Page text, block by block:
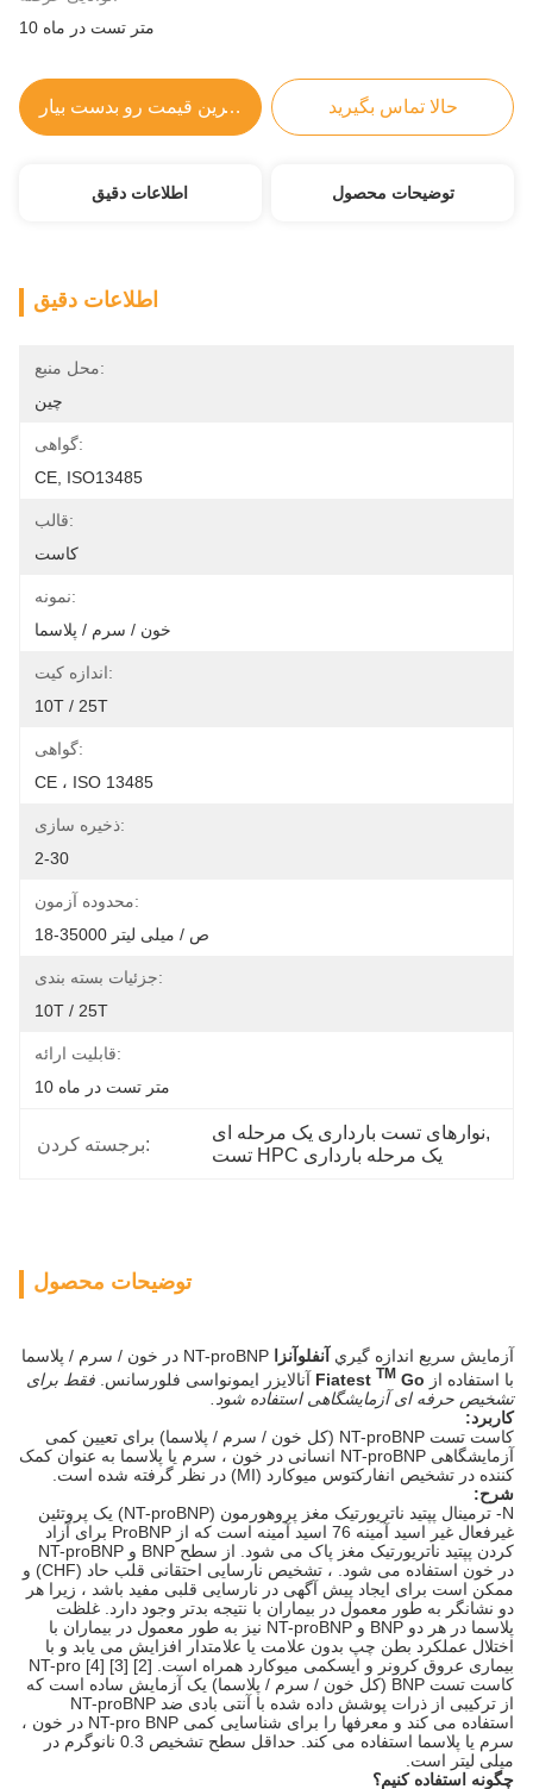
10 متر تست در ماه
بهترین قیمت رو بدست بیار حالا تماس بگیرید
اطلاعات دقیق توضیحات محصول
اطلاعات دقیق
محل منبع:
چين
گواهی:
CE, ISO13485
قالب:
کاست
نمونه:
خون / سرم / پلاسما
اندازه کیت:
10T / 25T
گواهی:
CE ، ISO 13485
ذخیره سازی:
2-30
محدوده آزمون:
18-35000 ص / میلی لیتر
جزئیات بسته بندی:
10T / 25T
قابلیت ارائه:
10 متر تست در ماه
برجسته کردن:
نوارهای تست بارداری یک مرحله ای
تست HPC یک مرحله بارداری
توضیحات محصول
آزمايش سريع اندازه گيري آنفلوآنزا
NT-proBNP در خون / سرم / پلاسما
با استفاده از
Fiatest TM Go آنالایزر ایمونواسی فلورسانس. فقط برای
تشخیص حرفه ای آزمایشگاهی استفاده شود.
کاربرد:
کاست تست NT-proBNP (کل خون / سرم / پلاسما) برای تعیین کمی
آزمایشگاهی NT-proBNP انسانی در خون ، سرم یا پلاسما به عنوان کمک
کننده در تشخیص انفارکتوس میوکارد (MI) در نظر گرفته شده است.
شرح:
N- ترمینال پپتید ناتریورتیک مغز پروهورمون (NT-proBNP) یک پروتئین
غیرفعال غیر اسید آمینه 76 اسید آمینه است که از ProBNP برای آزاد
کردن پپتید ناتریورتیک مغز پاک می شود. از سطح BNP و NT-proBNP
در خون استفاده می شود. ، تشخیص نارسایی احتقانی قلب حاد (CHF) و
ممکن است برای ایجاد پیش آگهی در نارسایی قلبی مفید باشد ، زیرا هر
دو نشانگر به طور معمول در بیماران با نتیجه بدتر وجود دارد. غلظت
پلاسما در هر دو BNP و NT-proBNP نیز به طور معمول در بیماران با
اختلال عملکرد بطن چپ بدون علامت یا علامتدار افزایش می یابد و با
بیماری عروق کرونر و ایسکمی میوکارد همراه است. [2] [3] [4] NT-pro
کاست تست BNP (کل خون / سرم / پلاسما) یک آزمایش ساده است که
از ترکیبی از ذرات پوشش داده شده با آنتی بادی ضد NT-proBNP
استفاده می کند و معرفها را برای شناسایی کمی NT-pro BNP در خون ،
سرم یا پلاسما استفاده می کند. حداقل سطح تشخیص 0.3 نانوگرم در
میلی لیتر است.
چگونه استفاده کنیم؟